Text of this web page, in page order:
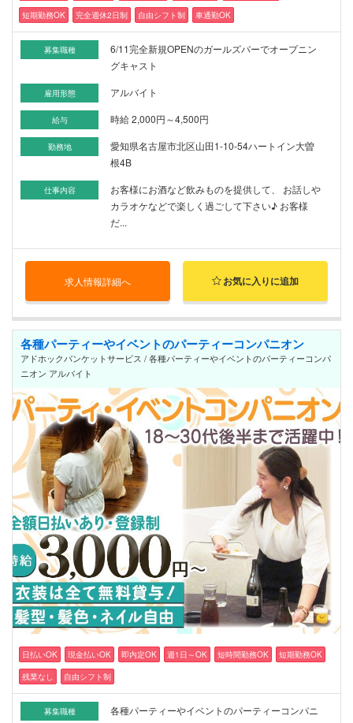
短期勤務OK
完全週休2日制 自由シフト制 車通勤OK
募集職種
6/11完全新規OPENのガールズバーでオープニン
グキャスト
雇用形態 アルバイト
給与 時給 2,000円～4,500円
勤務地
愛知県名古屋市北区山田1-10-54ハートイン大曽
根4B
仕事内容
お客様にお酒など飲みものを提供して、 お話しや
カラオケなどで楽しく過ごして下さい♪ お客様
だ...
求人情報詳細へ お気に入りに追加
各種パーティーやイベントのパーティーコンパニオン
アドホックバンケットサービス / 各種パーティーやイベントのパーティーコンパ
ニオン アルバイト
日払いOK 現金払いOK 即内定OK 週1日～OK 短時間勤務OK
短期勤務OK
残業なし
自由シフト制
募集職種
各種パーティーやイベントのパーティーコンパニ